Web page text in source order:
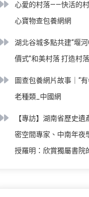
心愛的村落——快活的
心寶物查包養網網
湖北谷城多點共建“堰
價式”和美村落 打造村
圖查包養網片故事｜“
老種類_中國網
【專訪】湖南省歷史
密空間專家、中南年夜
授羅明：欣賞獨屬書院